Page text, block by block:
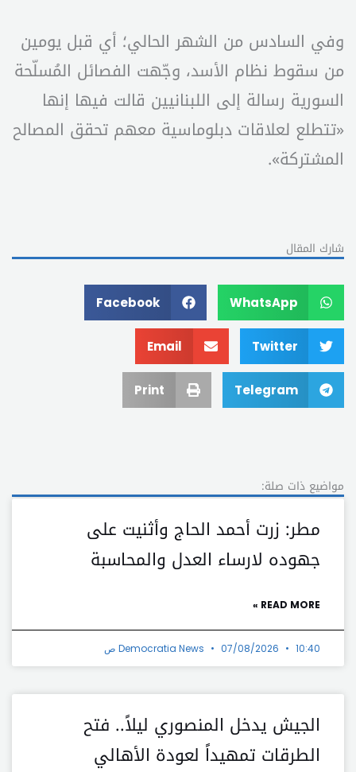
وفي السادس من الشهر الحالي؛ أي قبل يومين
من سقوط نظام الأسد، وجّهت الفصائل المُسلّحة
السورية رسالة إلى اللبنانيين قالت فيها إنها
«تتطلع لعلاقات دبلوماسية معهم تحقق المصالح
المشتركة».
شارك المقال
WhatsApp
Facebook
Twitter
Email
Telegram
Print
مواضيع ذات صلة:
مطر: زرت أحمد الحاج وأثنيت على
جهوده لارساء العدل والمحاسبة
READ MORE »
Democratia News 07/08/2026 10:40 ص
الجيش يدخل المنصوري ليلاً.. فتح
الطرقات تمهيداً لعودة الأهالي